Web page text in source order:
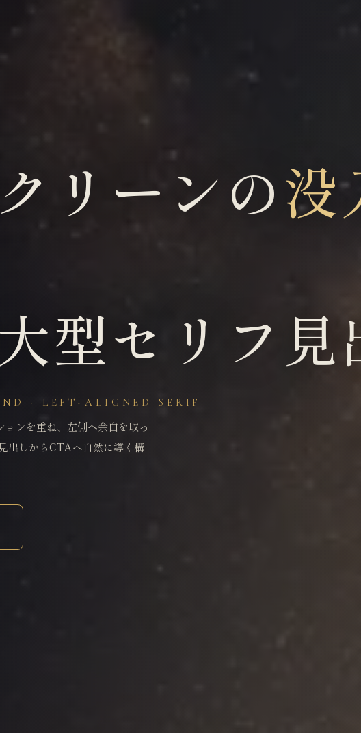
リーンの没
型セリフ見
· LEFT-ALIGNED SERIF
ンを重ね、左側へ余白を取っ
出しからCTAへ自然に導く構